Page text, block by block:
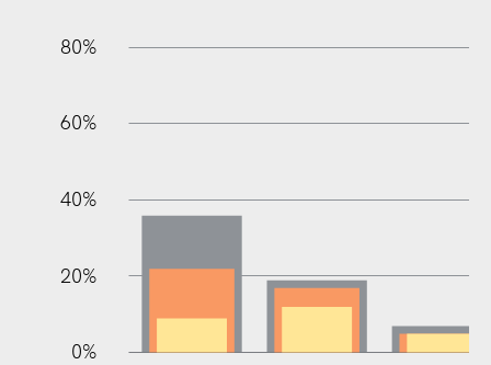
80%
60%
40%
20%
0%